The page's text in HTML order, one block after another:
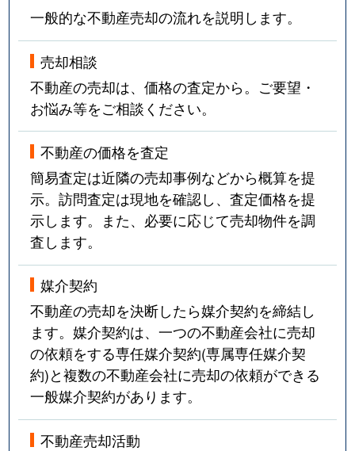
一般的な不動産売却の流れを説明します。
売却相談
不動産の売却は、価格の査定から。ご要望・
お悩み等をご相談ください。
不動産の価格を査定
簡易査定は近隣の売却事例などから概算を提
示。訪問査定は現地を確認し、査定価格を提
示します。また、必要に応じて売却物件を調
査します。
媒介契約
不動産の売却を決断したら媒介契約を締結し
ます。媒介契約は、一つの不動産会社に売却
の依頼をする専任媒介契約(専属専任媒介契
約)と複数の不動産会社に売却の依頼ができる
一般媒介契約があります。
不動産売却活動